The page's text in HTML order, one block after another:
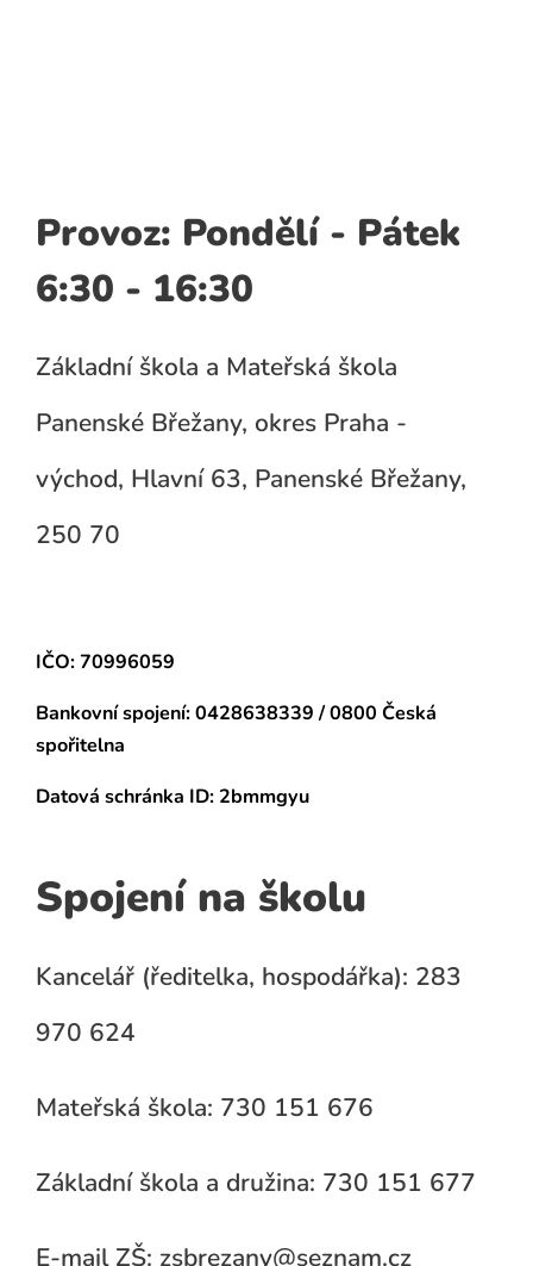
Provoz: Pondělí - Pátek
6:30 - 16:30
Základní škola a Mateřská škola
Panenské Břežany, okres Praha -
východ, Hlavní 63, Panenské Břežany,
250 70
IČO: 70996059
Bankovní spojení:0428638339 / 0800 Česká
spořitelna
Datová schránka ID: 2bmmgyu
Spojení na školu
Kancelář (ředitelka, hospodářka): 283
970 624
Mateřská škola: 730 151 676
Základní škola a družina: 730 151 677
E-mail ZŠ: zsbrezany@seznam.cz